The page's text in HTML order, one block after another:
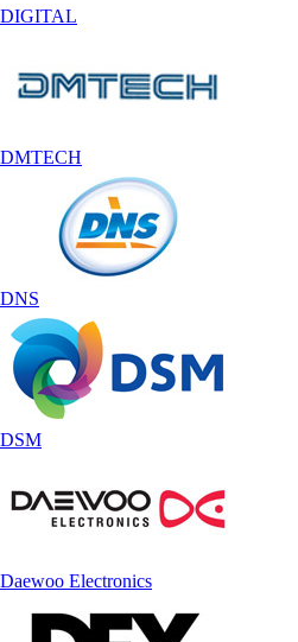
DIGITAL
DMTECH
DNS
DSM
Daewoo Electronics